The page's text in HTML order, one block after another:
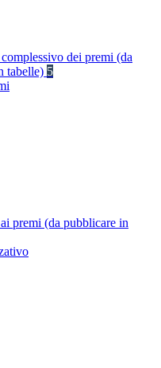
dei premi (da
tabelle) 5
premi (da pubblicare in